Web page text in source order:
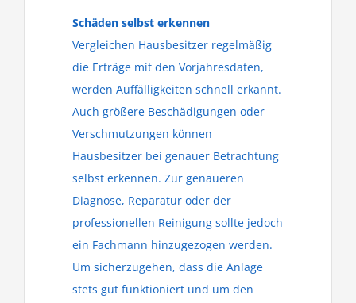
Schäden selbst erkennen
Vergleichen Hausbesitzer regelmäßig
die Erträge mit den Vorjahresdaten,
werden Auffälligkeiten schnell erkannt.
Auch größere Beschädigungen oder
Verschmutzungen können
Hausbesitzer bei genauer Betrachtung
selbst erkennen. Zur genaueren
Diagnose, Reparatur oder der
professionellen Reinigung sollte jedoch
ein Fachmann hinzugezogen werden.
Um sicherzugehen, dass die Anlage
stets gut funktioniert und um den